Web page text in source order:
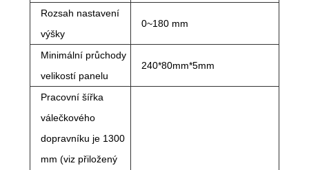
Rozsah nastavení
výšky
0~180 mm
Minimální průchody
velikostí panelu
240*80mm*5mm
Pracovní šířka
válečkového
dopravníku je 1300
mm (viz přiložený